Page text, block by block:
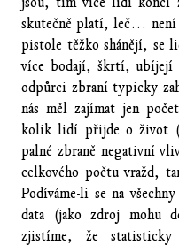
skutečně platí, leč… není
pistole těžko shánějí, se
více bodají, škrtí, ubíjejí
odpůrci zbraní typicky
nás měl zajímat jen
kolik lidí přijde o život
palné zbraně negativní
celkového počtu vražd,
Podíváme-li se na
data (jako zdroj mohu
zjistíme, že